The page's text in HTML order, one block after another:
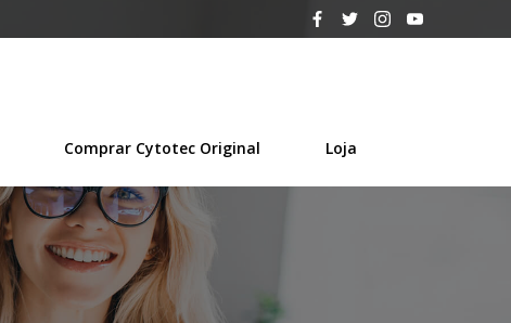
Comprar Cytotec Original Loja